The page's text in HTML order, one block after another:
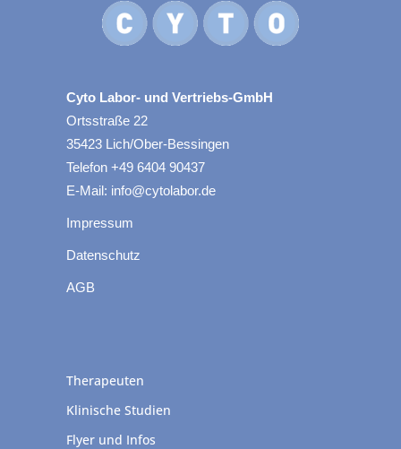
Cyto Labor- und Vertriebs-GmbH
Ortsstraße 22
35423 Lich/Ober-Bessingen
Telefon +49 6404 90437
E-Mail: info@cytolabor.de
Impressum
Datenschutz
AGB
Therapeuten
Klinische Studien
Flyer und Infos